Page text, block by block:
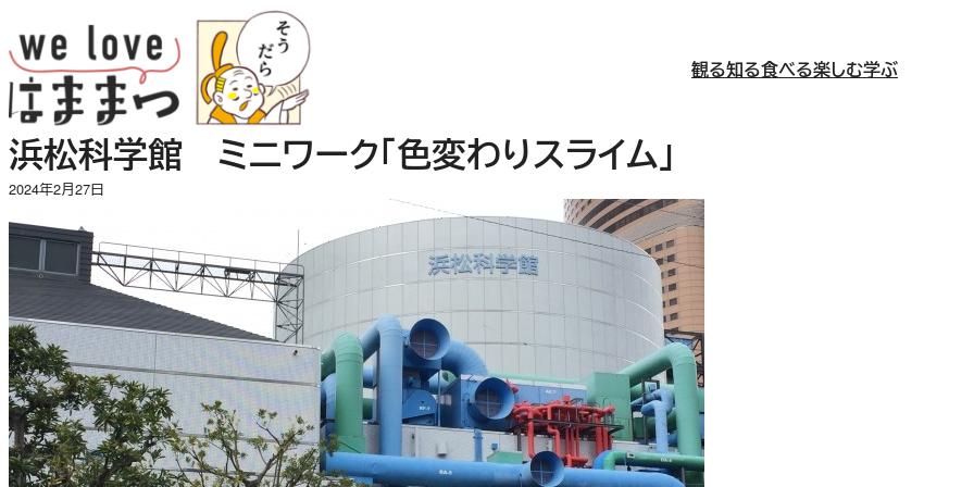
容
を
ス
キ
ッ
プ
観る知る食べる楽しむ学ぶ
浜松科学館 ミニワーク「色変わりスライム」
2024年2月27日